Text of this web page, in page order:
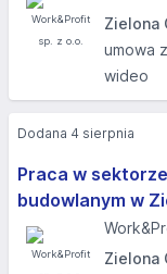
Zielona
umowa
wideo
Praca w
budowlanym w
Zielona
Dodana 4 sierpnia